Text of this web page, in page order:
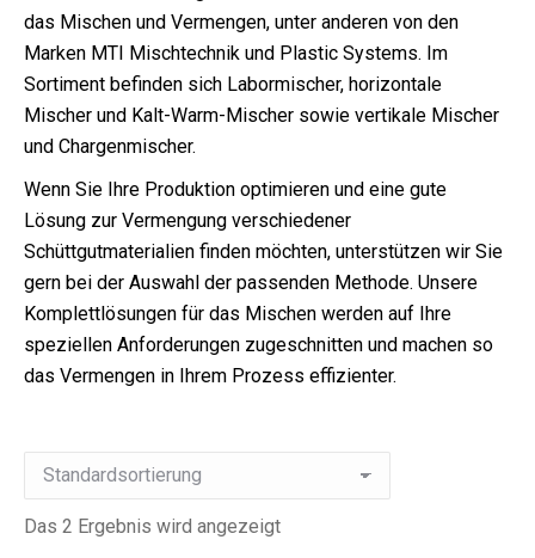
das Mischen und Vermengen, unter anderen von den
Marken MTI Mischtechnik und Plastic Systems. Im
Sortiment befinden sich Labormischer, horizontale
Mischer und Kalt-Warm-Mischer sowie vertikale Mischer
und Chargenmischer.
Wenn Sie Ihre Produktion optimieren und eine gute
Lösung zur Vermengung verschiedener
Schüttgutmaterialien finden möchten, unterstützen wir Sie
gern bei der Auswahl der passenden Methode. Unsere
Komplettlösungen für das Mischen werden auf Ihre
speziellen Anforderungen zugeschnitten und machen so
das Vermengen in Ihrem Prozess effizienter.
Das 2 Ergebnis wird angezeigt